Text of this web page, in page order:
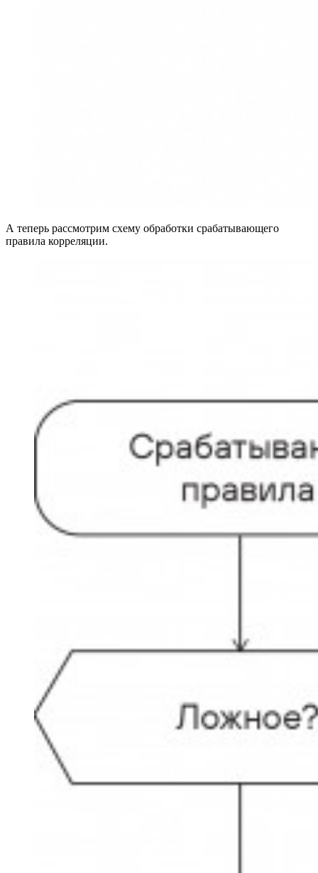
А теперь рассмотрим схему обработки срабатывающего
правила корреляции.